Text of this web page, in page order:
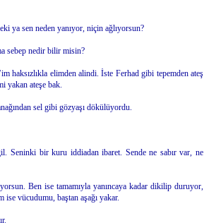
ya sen neden yanıyor, niçin ağlıyorsun?
sebep nedir bilir misin?
haksızlıkla elimden alindi. İste Ferhad gibi tepemden ateş
yakan ateşe bak.
sel gibi gözyaşı dökülüyordu.
Seninki bir kuru iddiadan ibaret. Sende ne sabır var, ne
Ben ise tamamıyla yanıncaya kadar dikilip duruyor,
ise vücudumu, baştan aşağı yakar.